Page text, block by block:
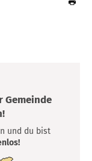
Gemeinde
und du bist